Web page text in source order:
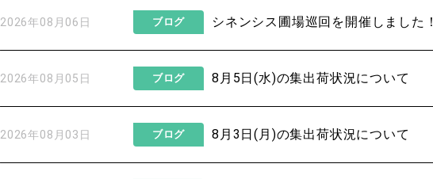
2026年08月06日 ブログ シネンシス圃場巡回を開催しました！
2026年08月05日 ブログ 8月5日(水)の集出荷状況について
2026年08月03日 ブログ 8月3日(月)の集出荷状況について